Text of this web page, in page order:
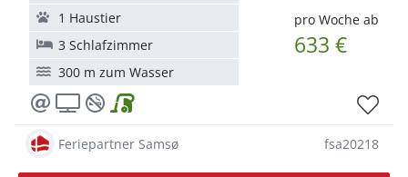
pro Woche ab
633 €
1 Haustier
3 Schlafzimmer
300 m zum Wasser
Feriepartner Samsø fsa20218